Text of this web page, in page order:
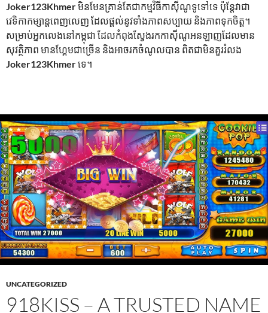
Joker123Khmerមិនមែនគ្រាន់តែជាកម្មវិធីកាស៊ីណូទូទៅទេ ប៉ុន្តែវាជា
វេទិកាកម្សាន្តពេញលេញ ដែលផ្តល់នូវទាំងភាពសប្បាយ និងភាពទុកចិត្ត។
សម្រាប់អ្នកលេងនៅកម្ពុជា ដែលកំពុងស្វែងរកកាស៊ីណូអនឡាញដែលមាន
សុវត្ថិភាព មានហ្គែមជាច្រើន និងអាចរកចំណូលបាន ពិតជាមិនគួររំលង
Joker123Khmerទេ។
UNCATEGORIZED
918KISS – A TRUSTED NAME